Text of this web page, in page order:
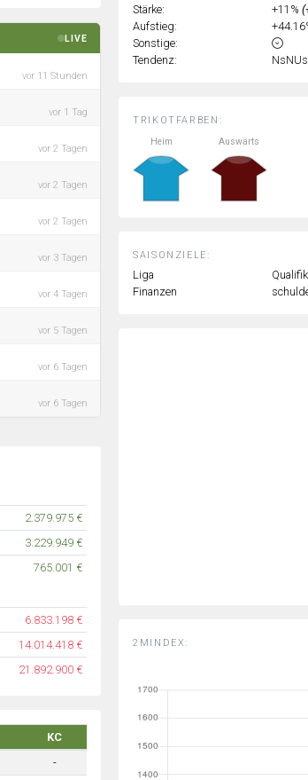
LIVE
vor 11 Stunden
vor 1 Tag
vor 2 Tagen
vor 2 Tagen
vor 2 Tagen
vor 3 Tagen
vor 4 Tagen
vor 5 Tagen
vor 6 Tagen
vor 6 Tagen
2.379.975 €
3.229.949 €
765.001 €
6.833.198 €
14.014.418 €
21.892.900 €
KC
-
TRIKOTFARBEN:
Heim
Auswärts
SAISONZIELE:
Liga
Finanzen
2MINDEX:
Stärke:
+11%
Aufstieg:
Sonstige:
Tendenz: